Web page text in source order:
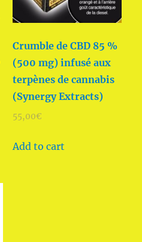
Crumble de CBD 85 %
(500 mg) infusé aux
terpènes de cannabis
(Synergy Extracts)
55,00€
Add to cart